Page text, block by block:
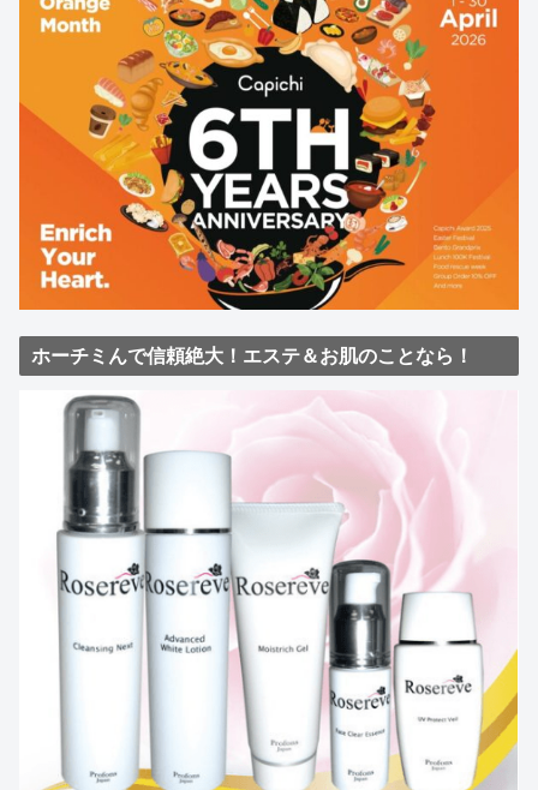
ホーチミんで信頼絶大！エステ＆お肌のことなら！